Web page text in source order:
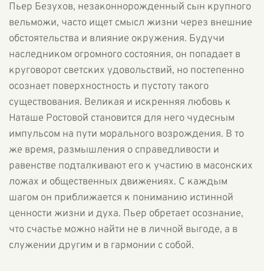
Пьер Безухов, незаконнорожденный сын крупного
вельможи, часто ищет смысл жизни через внешние
обстоятельства и влияние окружения. Будучи
наследником огромного состояния, он попадает в
круговорот светских удовольствий, но постепенно
осознает поверхностность и пустоту такого
существования. Великая и искренняя любовь к
Наташе Ростовой становится для него чудесным
импульсом на пути морального возрождения. В то
же время, размышления о справедливости и
равенстве подталкивают его к участию в масонских
ложах и общественных движениях. С каждым
шагом он приближается к пониманию истинной
ценности жизни и духа. Пьер обретает осознание,
что счастье можно найти не в личной выгоде, а в
служении другим и в гармонии с собой.